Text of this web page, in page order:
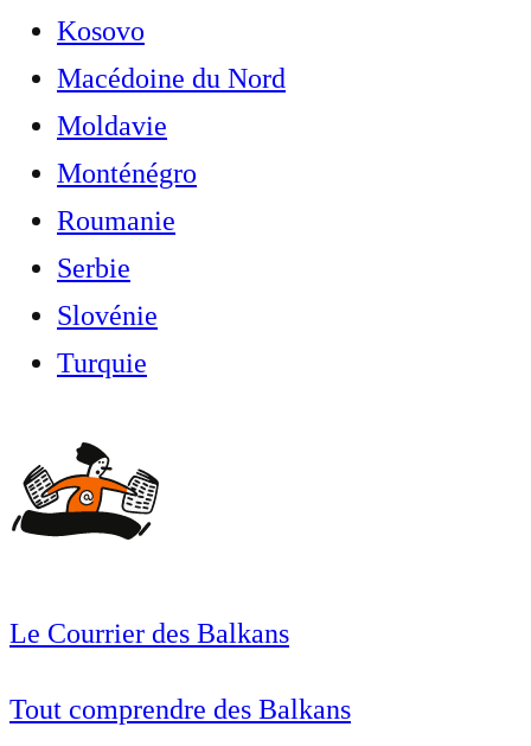
Kosovo
Macédoine du Nord
Moldavie
Monténégro
Roumanie
Serbie
Slovénie
Turquie
Le Courrier des Balkans
Tout comprendre des Balkans